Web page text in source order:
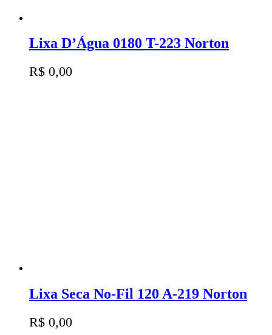
Lixa D’Água 0180 T-223 Norton
R$ 0,00
Lixa Seca No-Fil 120 A-219 Norton
R$ 0,00